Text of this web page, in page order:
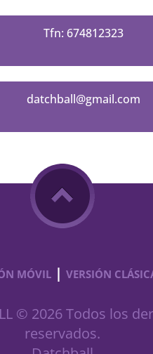
Tfn: 674812323
datchball@gmail.com
MÓVIL | VERSIÓN
© 2026 Todos los
reservados.